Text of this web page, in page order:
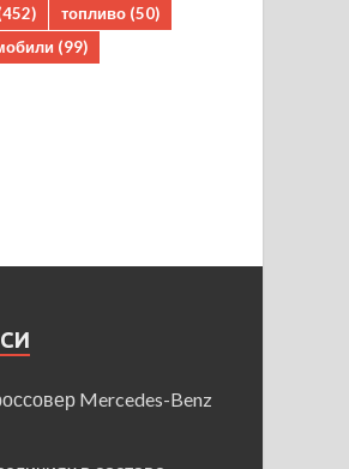
топливо (50)
(99)
Mercedes-Benz